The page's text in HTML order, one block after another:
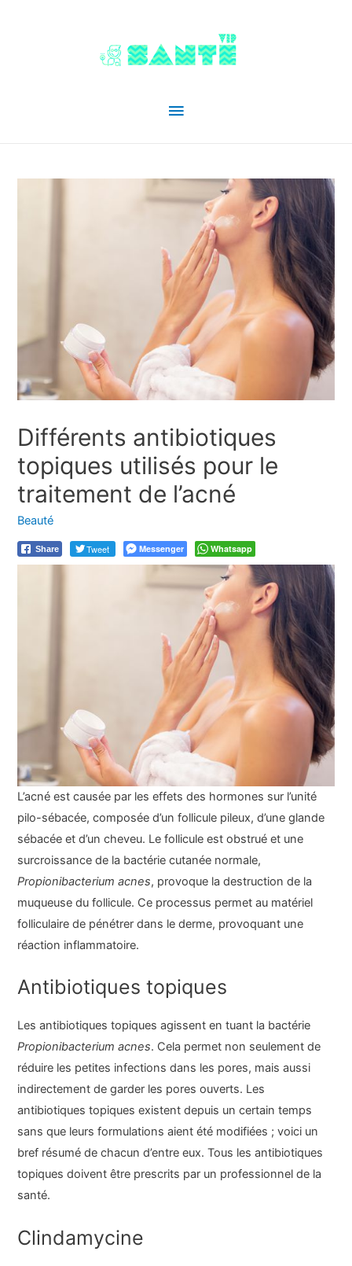
Menu
Différents antibiotiques
topiques utilisés pour le
traitement de l’acné
Beauté
Share Tweet Messenger Whatsapp
L’acné est causée par les effets des hormones sur l’unité
pilo-sébacée, composée d’un follicule pileux, d’une glande
sébacée et d’un cheveu. Le follicule est obstrué et une
surcroissance de la bactérie cutanée normale,
Propionibacterium acnes, provoque la destruction de la
muqueuse du follicule. Ce processus permet au matériel
folliculaire de pénétrer dans le derme, provoquant une
réaction inflammatoire.
Antibiotiques topiques
Les antibiotiques topiques agissent en tuant la bactérie
Propionibacterium acnes. Cela permet non seulement de
réduire les petites infections dans les pores, mais aussi
indirectement de garder les pores ouverts. Les
antibiotiques topiques existent depuis un certain temps
sans que leurs formulations aient été modifiées ; voici un
bref résumé de chacun d’entre eux. Tous les antibiotiques
topiques doivent être prescrits par un professionnel de la
santé.
Clindamycine